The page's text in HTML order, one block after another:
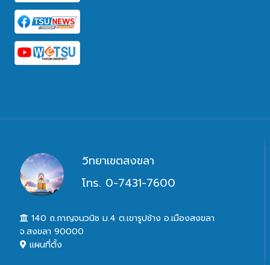
วิทยาเขตสงขลา
โทร. 0-7431-7600
140 ถ.กาญจนวนิช ม.4 ต.เขารูปช้าง อ.เมืองสงขลา
จ.สงขลา 90000
แผนที่ตั้ง